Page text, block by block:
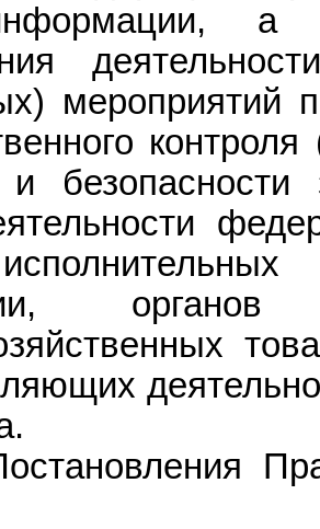
а
мероприятий
и
органов